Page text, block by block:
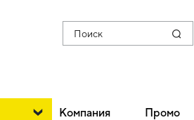
Поиск
Компания Промо